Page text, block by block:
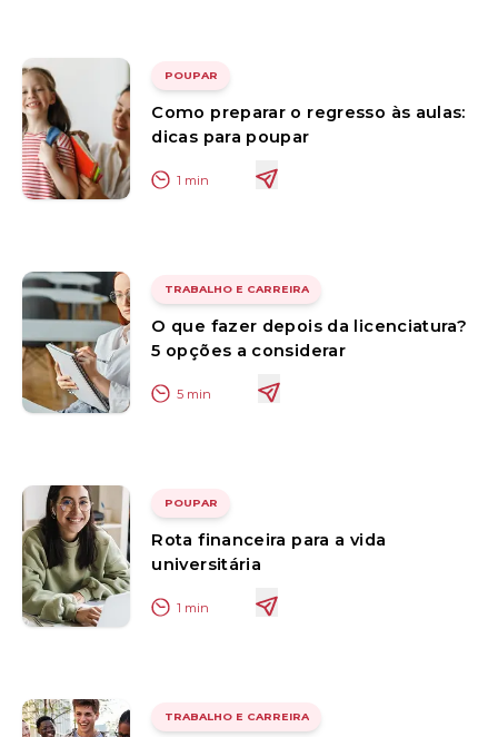
POUPAR
Como preparar o regresso às aulas:
dicas para poupar
1 min
TRABALHO E CARREIRA
O que fazer depois da licenciatura?
5 opções a considerar
5 min
POUPAR
Rota financeira para a vida
universitária
1 min
TRABALHO E CARREIRA